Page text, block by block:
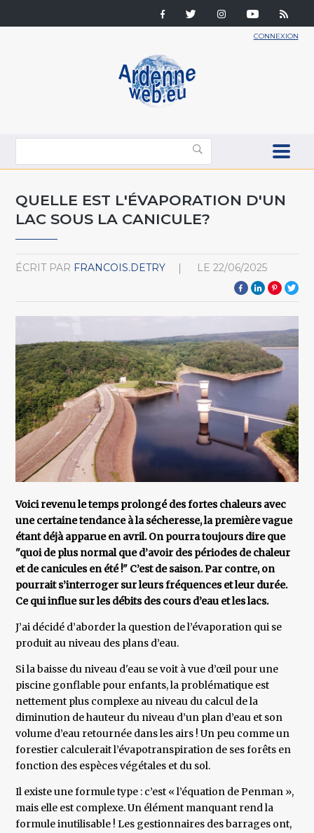
CONNEXION
QUELLE EST L'ÉVAPORATION D'UN
LAC SOUS LA CANICULE?
ÉCRIT PAR FRANCOIS.DETRY LE 22/06/2025
Voici revenu le temps prolongé des fortes chaleurs avec
une certaine tendance à la sécheresse, la première vague
étant déjà apparue en avril. On pourra toujours dire que
"quoi de plus normal que d’avoir des périodes de chaleur
et de canicules en été !" C’est de saison. Par contre, on
pourrait s’interroger sur leurs fréquences et leur durée.
Ce qui influe sur les débits des cours d’eau et les lacs.
J’ai décidé d’aborder la question de l’évaporation qui se
produit au niveau des plans d’eau.
Si la baisse du niveau d'eau se voit à vue d’œil pour une
piscine gonflable pour enfants, la problématique est
nettement plus complexe au niveau du calcul de la
diminution de hauteur du niveau d’un plan d’eau et son
volume d’eau retournée dans les airs ! Un peu comme un
forestier calculerait l’évapotranspiration de ses forêts en
fonction des espèces végétales et du sol.
Il existe une formule type : c’est « l’équation de Penman »,
mais elle est complexe. Un élément manquant rend la
formule inutilisable ! Les gestionnaires des barrages ont,